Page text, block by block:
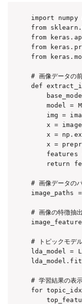
import numpy
from
from
from
from
# 画像データの
def
model =
img =
x =
x =
x =
features
return
# 画像データの
# 画像の特徴抽出
# トピックモデ
lda_model =
# 学習結果の表
for